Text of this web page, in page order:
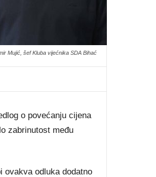
Mujić, šef Kluba vijećnika SDA Bihać
o povećanju cijena
zabrinutost među
ovakva odluka dodatno